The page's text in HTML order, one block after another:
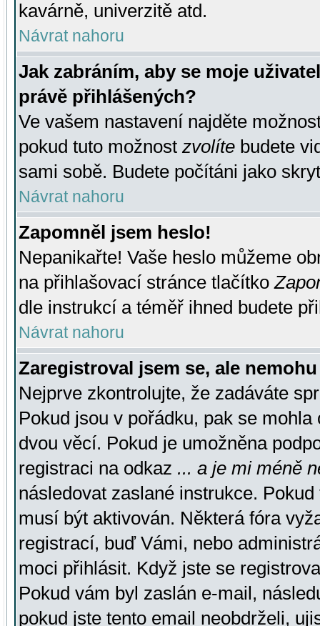
kavárně, univerzitě atd.
Návrat nahoru
Jak zabráním, aby se moje
právě přihlášených?
Ve vašem nastavení najděte
pokud tuto možnost zvolíte budete
sami sobě. Budete počítáni jako
Návrat nahoru
Zapomněl jsem heslo!
Nepanikařte! Vaše heslo můžeme
na přihlašovací stránce tlačítko
dle instrukcí a téměř ihned budete
Návrat nahoru
Zaregistroval jsem se, ale
Nejprve zkontrolujte, že zadáváte
Pokud jsou v pořádku, pak se
dvou věcí. Pokud je umožněna
registraci na odkaz ... a je mi méně
následovat zaslané instrukce.
musí být aktivován. Některá fóra
registrací, buď Vámi, nebo
moci přihlásit. Když jste se
Pokud vám byl zaslán e-mail,
pokud jste tento email neobdrželi,